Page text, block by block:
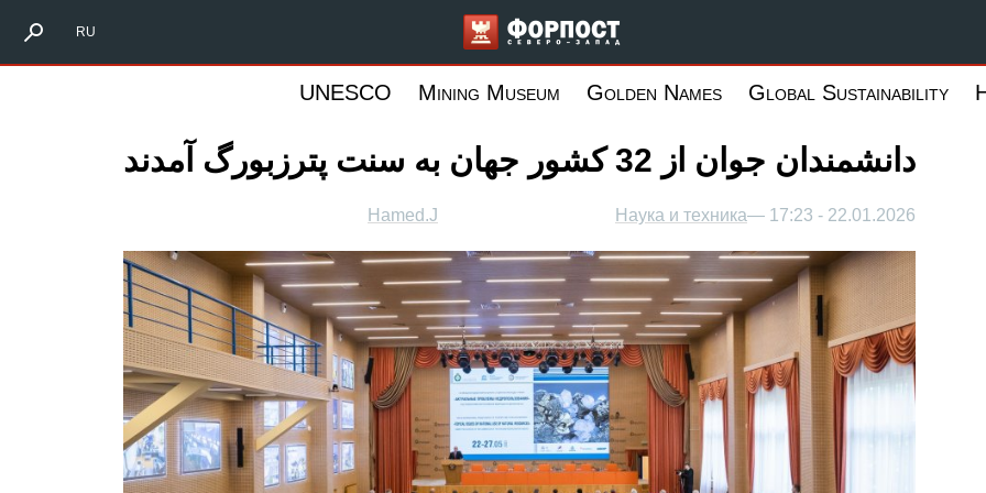
Форпост Северо-Запад
RU
Global Sustainability
Golden Names
Mining Museum
UNESCO
دانشمندان جوان از 32 کشور جهان به سنت پترزبورگ آمدند
Hamed.J 22.01.2026 - 17:23 —
Наука и техника